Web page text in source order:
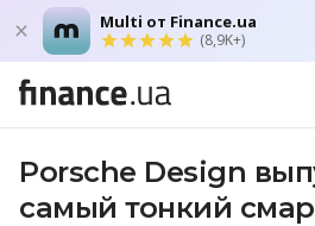
Multi от Finance.ua
(8,9K+)
Porsche Design
самый тонкий